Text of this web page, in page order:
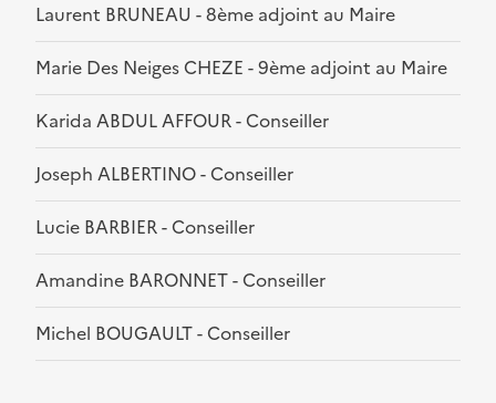
Laurent BRUNEAU - 8ème adjoint au Maire
Marie Des Neiges CHEZE - 9ème adjoint au Maire
Karida ABDUL AFFOUR - Conseiller
Joseph ALBERTINO - Conseiller
Lucie BARBIER - Conseiller
Amandine BARONNET - Conseiller
Michel BOUGAULT - Conseiller